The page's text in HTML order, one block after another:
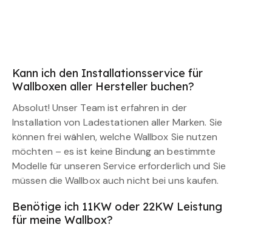
Kann ich den Installationsservice für
Wallboxen aller Hersteller buchen?
Absolut! Unser Team ist erfahren in der
Installation von Ladestationen aller Marken. Sie
können frei wählen, welche Wallbox Sie nutzen
möchten – es ist keine Bindung an bestimmte
Modelle für unseren Service erforderlich und Sie
müssen die Wallbox auch nicht bei uns kaufen.
Benötige ich 11KW oder 22KW Leistung
für meine Wallbox?